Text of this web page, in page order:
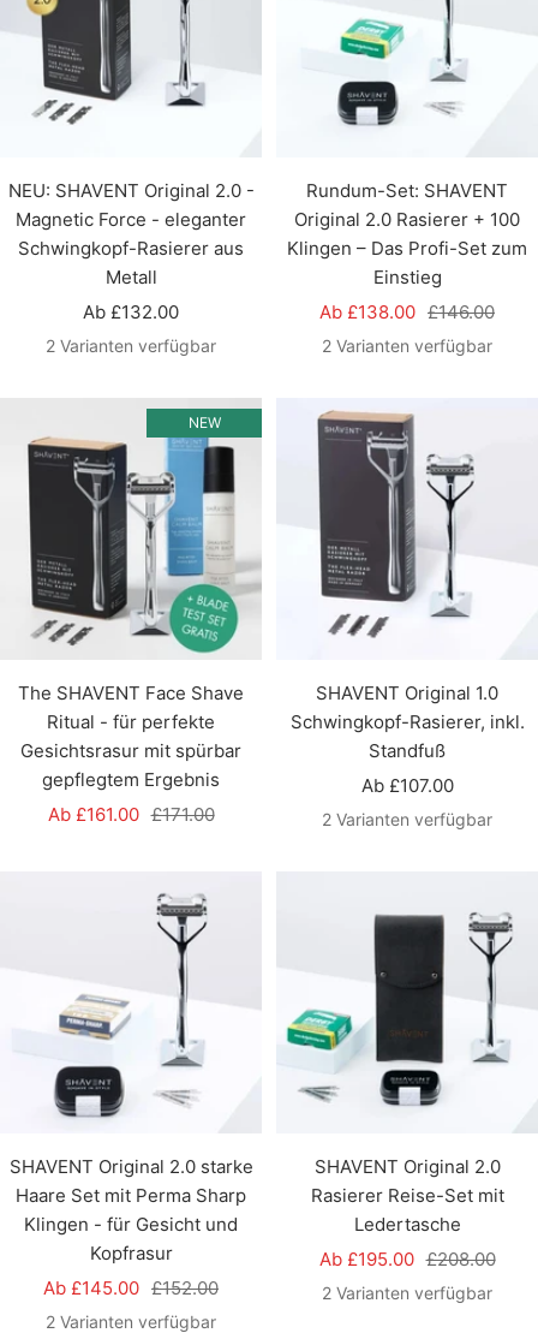
NEU: SHAVENT Original 2.0 -
Magnetic Force - eleganter
Schwingkopf-Rasierer aus
Metall
Angebotspreis
Ab £132.00
2 Varianten verfügbar
Rundum-Set: SHAVENT
Original 2.0 Rasierer + 100
Klingen – Das Profi-Set zum
Einstieg
Angebotspreis
Ab £138.00 Regulärer
Preis
£146.00
2 Varianten verfügbar
NEW
The SHAVENT Face Shave
Ritual - für perfekte
Gesichtsrasur mit spürbar
gepflegtem Ergebnis
Angebotspreis
Ab £161.00 Regulärer
£171.00
SHAVENT Original 1.0
Schwingkopf-Rasierer, inkl.
Standfuß
Angebotspreis
Ab £107.00
2 Varianten verfügbar
SHAVENT Original 2.0 starke
Haare Set mit Perma Sharp
Klingen - für Gesicht und
Kopfrasur
Angebotspreis
Ab £145.00 Regulärer
Preis
£152.00
2 Varianten verfügbar
SHAVENT Original 2.0
Rasierer Reise-Set mit
Ledertasche
Angebotspreis
Ab £195.00 Regulärer
Preis
£208.00
2 Varianten verfügbar